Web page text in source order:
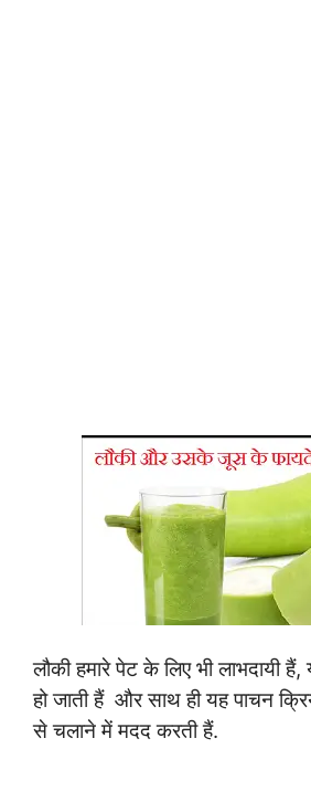
लौकी हमारे पेट के लिए भी लाभदायी
हो जाती हैं और साथ ही यह पाचन
से चलाने में मदद करती हैं.